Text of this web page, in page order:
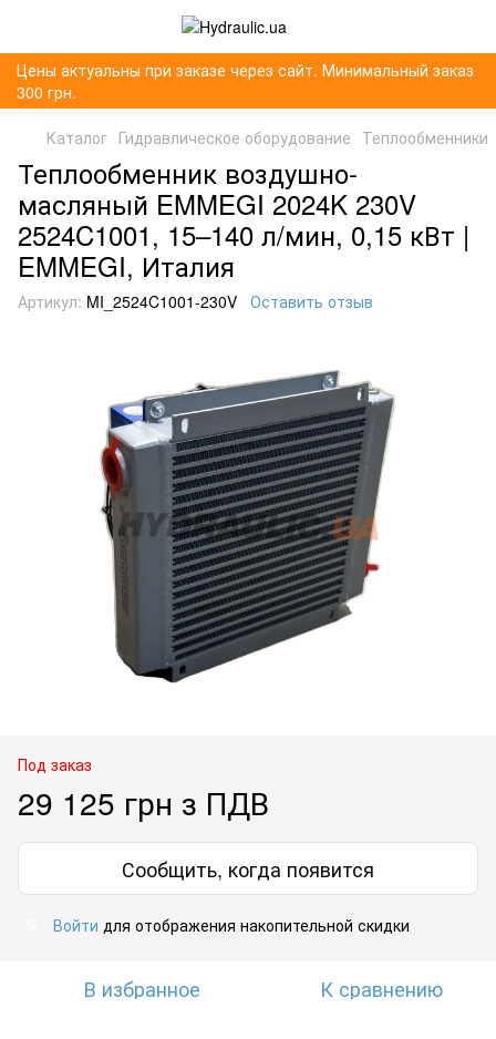
Цены актуальны при заказе через сайт. Минимальный заказ
300 грн.
Каталог Гидравлическое оборудование Теплообменники
Теплообменник воздушно-
масляный EMMEGI 2024K 230V
2524C1001, 15–140 л/мин, 0,15 кВт |
EMMEGI, Италия
Артикул: MI_2524C1001-230V Оставить отзыв
Под заказ
29 125 грн з ПДВ
Сообщить, когда появится
Войти для отображения накопительной скидки
В избранное К сравнению